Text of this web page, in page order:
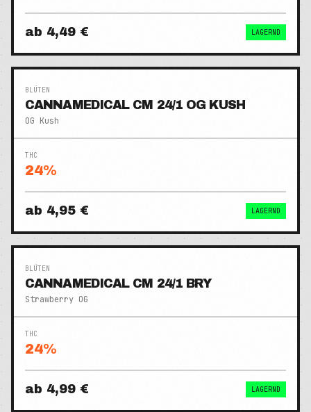
ab 4,49 € LAGERND
BLÜTEN
CANNAMEDICAL CM 24/1 OG KUSH
OG Kush
THC
24%
ab 4,95 € LAGERND
BLÜTEN
CANNAMEDICAL CM 24/1 BRY
Strawberry OG
THC
24%
ab 4,99 € LAGERND